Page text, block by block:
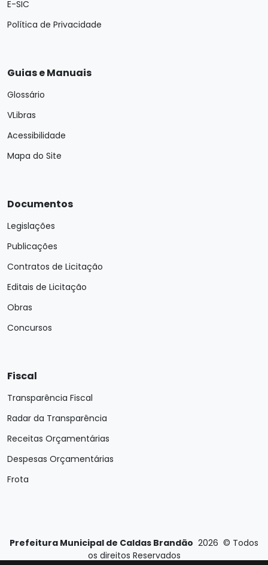
E-SIC
Política de Privacidade
Guias e Manuais
Glossário
VLibras
Acessibilidade
Mapa do Site
Documentos
Legislações
Publicações
Contratos de Licitação
Editais de Licitação
Obras
Concursos
Fiscal
Transparência Fiscal
Radar da Transparência
Receitas Orçamentárias
Despesas Orçamentárias
Frota
Prefeitura Municipal de Caldas Brandão 2026 © Todos
os direitos Reservados